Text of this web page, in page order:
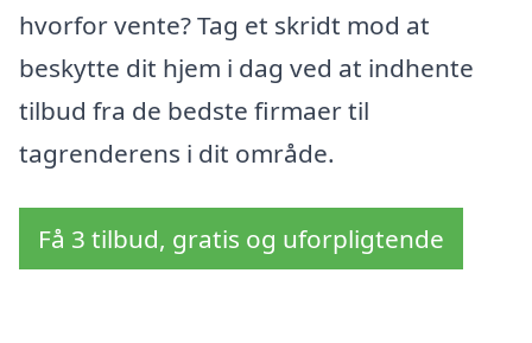
hvorfor vente? Tag et skridt mod at
beskytte dit hjem i dag ved at indhente
tilbud fra de bedste firmaer til
tagrenderens i dit område.
Få 3 tilbud, gratis og uforpligtende